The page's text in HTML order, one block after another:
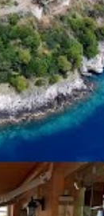
λειτουργίας του"